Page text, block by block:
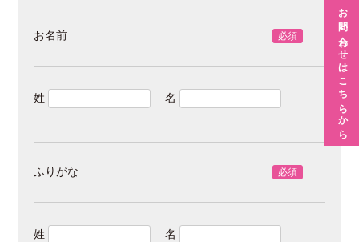
お問い合わせはこちらから
お名前 必須
姓 名
ふりがな 必須
姓 名